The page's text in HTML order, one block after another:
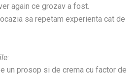
again ce grozav a fost.
sa repetam experienta cat de
un prosop si de crema cu factor de